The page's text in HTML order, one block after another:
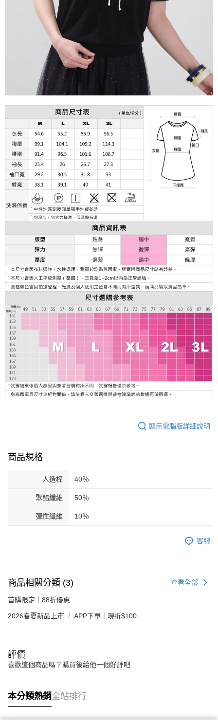
顯示電腦版詳細說明
商品規格
人造棉 40％
聚酯纖維 50％
彈性纖維 10％
客服
商品相關分類 (3) 查看全部
首購限定｜88折優惠
2026春夏新品上市 APP下單｜現折$100
評價
喜歡這個商品嗎？購買後給他一個好評吧
本分類熱銷全站排行